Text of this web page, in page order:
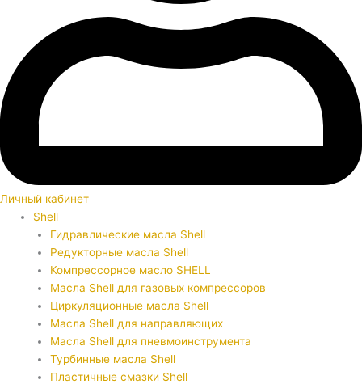
Личный кабинет
Shell
Гидравлические масла Shell
Редукторные масла Shell
Компрессорное масло SHELL
Масла Shell для газовых компрессоров
Циркуляционные масла Shell
Масла Shell для направляющих
Масла Shell для пневмоинструмента
Турбинные масла Shell
Пластичные смазки Shell